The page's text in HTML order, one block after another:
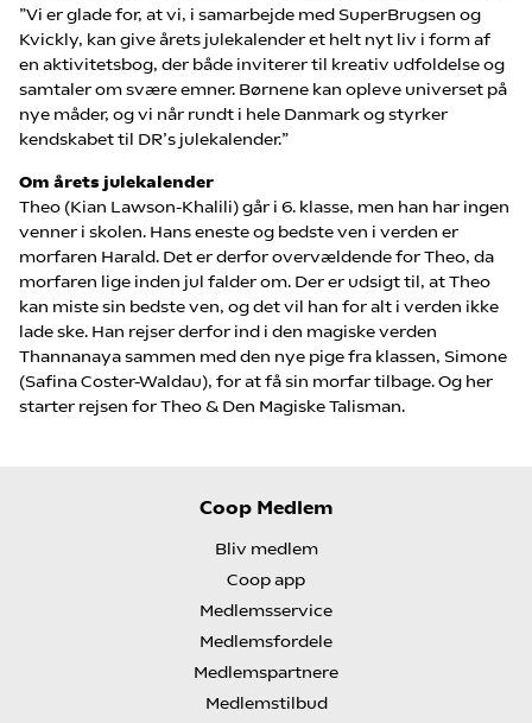
”Vi er glade for, at vi, i samarbejde med SuperBrugsen og
Kvickly, kan give årets julekalender et helt nyt liv i form af
en aktivitetsbog, der både inviterer til kreativ udfoldelse og
samtaler om svære emner. Børnene kan opleve universet på
nye måder, og vi når rundt i hele Danmark og styrker
kendskabet til DR’s julekalender.”
Om årets julekalender
Theo (Kian Lawson-Khalili) går i 6. klasse, men han har ingen
venner i skolen. Hans eneste og bedste ven i verden er
morfaren Harald. Det er derfor overvældende for Theo, da
morfaren lige inden jul falder om. Der er udsigt til, at Theo
kan miste sin bedste ven, og det vil han for alt i verden ikke
lade ske. Han rejser derfor ind i den magiske verden
Thannanaya sammen med den nye pige fra klassen, Simone
(Safina Coster-Waldau), for at få sin morfar tilbage. Og her
starter rejsen for Theo & Den Magiske Talisman.
Coop Medlem
Bliv medlem
Coop app
Medlemsservice
Medlemsfordele
Medlemspartnere
Medlemstilbud